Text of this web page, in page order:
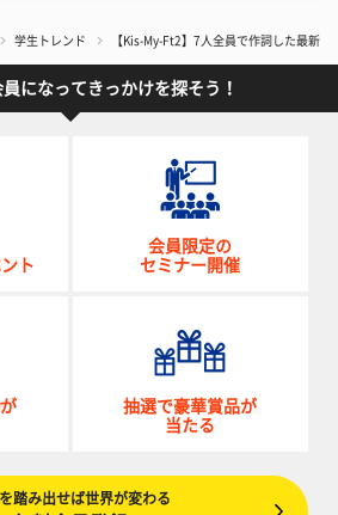
学生トレンド 【Kis-My-Ft2】7人全員で作詞した最新
になってきっかけを探そう！
ト
会員限定の
セミナー開催
抽選で豪華賞品が
当たる
踏み出せば世界が変わる